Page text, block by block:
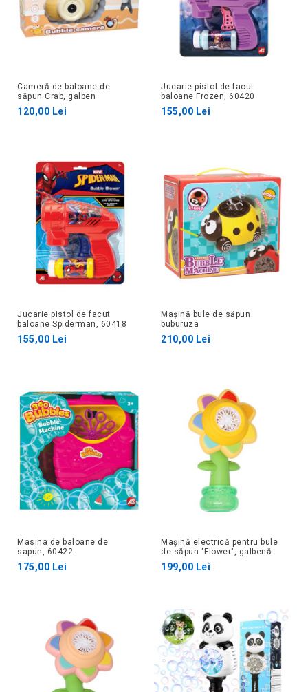
Cameră de baloane de
săpun Crab, galben
120,00 Lei
Jucarie pistol de facut
baloane Frozen, 60420
155,00 Lei
Jucarie pistol de facut
baloane Spiderman, 60418
155,00 Lei
Mașină bule de săpun
buburuza
210,00 Lei
Masina de baloane de
sapun, 60422
175,00 Lei
Mașină electrică pentru bule
de săpun "Flower", galbenă
199,00 Lei